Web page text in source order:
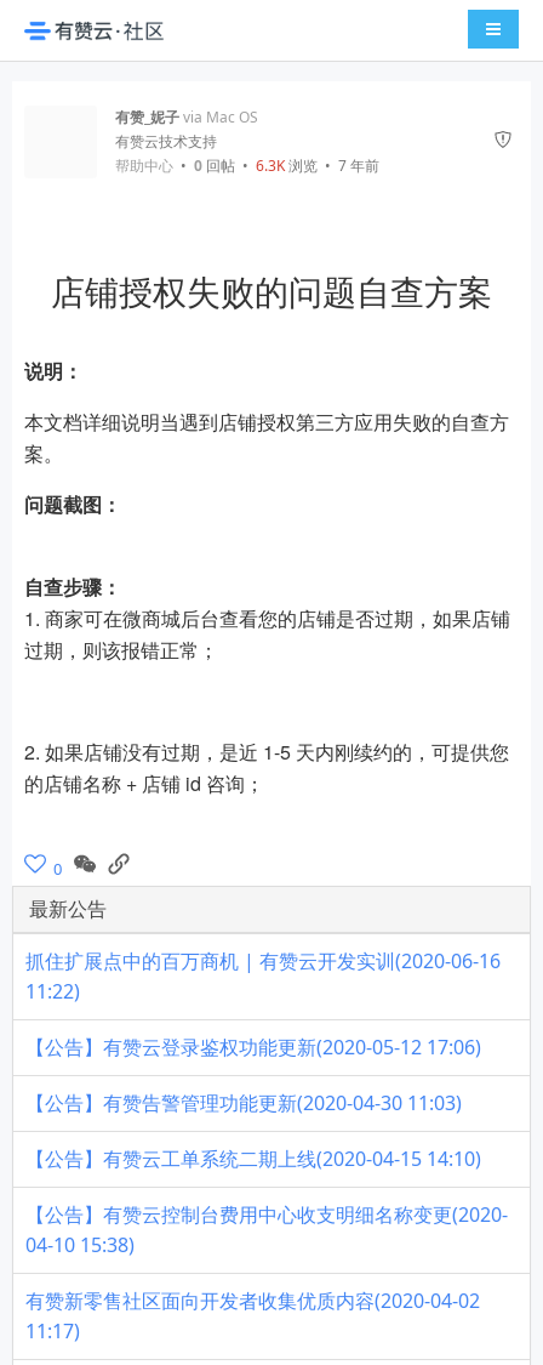
导航切
有赞_妮子via Mac OS
有赞云技术支持
帮助中心 • 0 回帖 • 6.3K浏览 • 7 年前
店铺授权失败的问题自查方案
说明：
本文档详细说明当遇到店铺授权第三方应用失败的自查方
案。
问题截图：
自查步骤：
1. 商家可在微商城后台查看您的店铺是否过期，如果店铺
过期，则该报错正常；
2. 如果店铺没有过期，是近 1-5 天内刚续约的，可提供您
的店铺名称 + 店铺 id 咨询；
0
最新公告
抓住扩展点中的百万商机 | 有赞云开发实训(2020-06-16
11:22)
【公告】有赞云登录鉴权功能更新(2020-05-12 17:06)
【公告】有赞告警管理功能更新(2020-04-30 11:03)
【公告】有赞云工单系统二期上线(2020-04-15 14:10)
【公告】有赞云控制台费用中心收支明细名称变更(2020-
04-10 15:38)
有赞新零售社区面向开发者收集优质内容(2020-04-02
11:17)